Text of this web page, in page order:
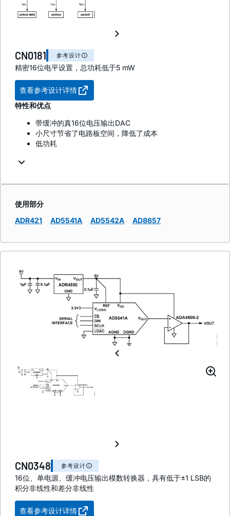
CN0181 参考设计
精密16位电平设置，总功耗低于5 mW
查看参考设计详情
特性和优点
带缓冲的真16位电压输出DAC
小尺寸节省了电路板空间，降低了成本
低功耗
使用部分
ADR421
AD5541A AD5542A AD8657
CN0348 参考设计
16位、单电源、缓冲电压输出模数转换器，具有低于±1 LSB的
积分非线性和差分非线性
查看参考设计详情